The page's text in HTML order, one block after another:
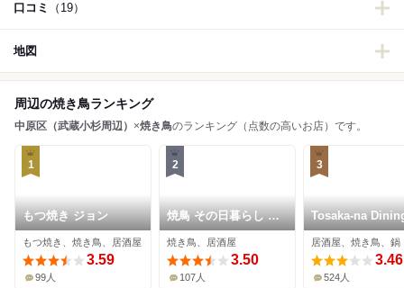
口コミ （19）
地図
周辺の焼き鳥ランキング
中原区（武蔵小杉周辺） ×焼き鳥のランキング（点数の高いお店）です。
1
もつ焼き ジョン
もつ焼き、焼き鳥、居酒屋
3.59
99人
2
焼鳥 その日暮らし 武
蔵小杉店
焼き鳥、居酒屋
3.50
107人
3
Tosaka-na
Gosso 武蔵小杉
居酒屋、焼き鳥、鍋
3.46
524人